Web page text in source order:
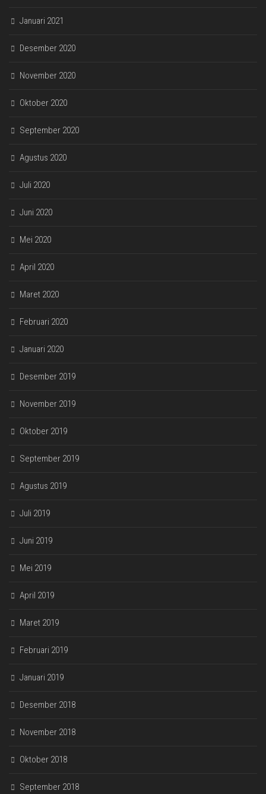
Januari 2021
Desember 2020
November 2020
Oktober 2020
September 2020
Agustus 2020
Juli 2020
Juni 2020
Mei 2020
April 2020
Maret 2020
Februari 2020
Januari 2020
Desember 2019
November 2019
Oktober 2019
September 2019
Agustus 2019
Juli 2019
Juni 2019
Mei 2019
April 2019
Maret 2019
Februari 2019
Januari 2019
Desember 2018
November 2018
Oktober 2018
September 2018